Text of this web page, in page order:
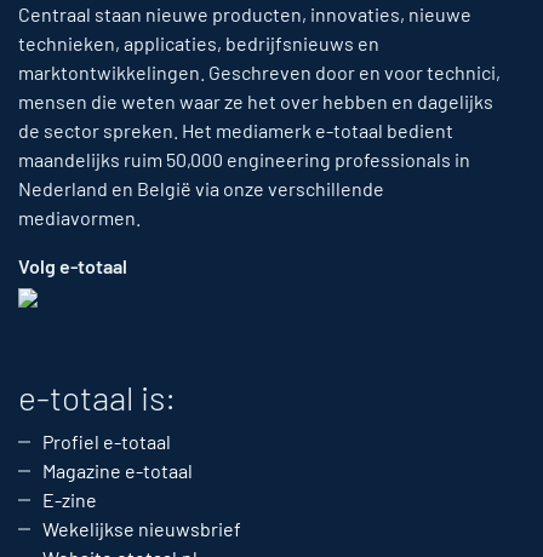
Centraal staan nieuwe producten, innovaties, nieuwe
technieken, applicaties, bedrijfsnieuws en
marktontwikkelingen. Geschreven door en voor technici,
mensen die weten waar ze het over hebben en dagelijks
de sector spreken. Het mediamerk e-totaal bedient
maandelijks ruim 50,000 engineering professionals in
Nederland en België via onze verschillende
mediavormen.
Volg e-totaal
e-totaal is:
Profiel e-totaal
Magazine e-totaal
E-zine
Wekelijkse nieuwsbrief